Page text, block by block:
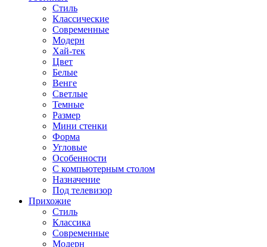
Стиль
Классические
Современные
Модерн
Хай-тек
Цвет
Белые
Венге
Светлые
Темные
Размер
Мини стенки
Форма
Угловые
Особенности
С компьютерным столом
Назначение
Под телевизор
Прихожие
Стиль
Классика
Современные
Модерн